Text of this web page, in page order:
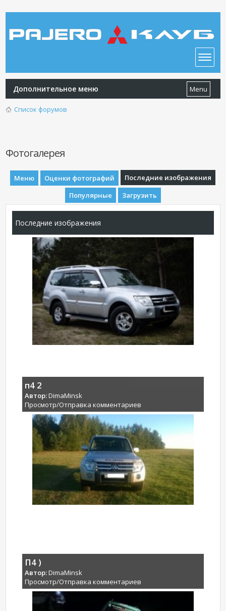
Дополнительное меню Menu
Список форумов
Фотогалерея
Меню Оценки фотографий
Последние изображения
Популярные
Загрузить
Последние изображения
п4 2
Автор:DimaMinsk
Просмотр/Отправка комментариев
П4 )
Автор:DimaMinsk
Просмотр/Отправка комментариев